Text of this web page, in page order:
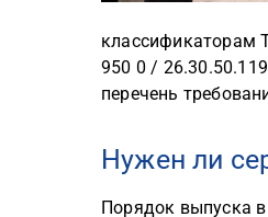
классификаторам
950 0 /
перечень
Нужен ли
Порядок выпуска